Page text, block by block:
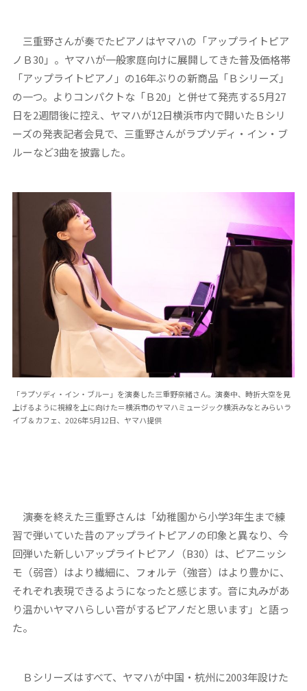
三重野さんが奏でたピアノはヤマハの「アップライトピア
ノＢ30」。ヤマハが一般家庭向けに展開してきた普及価格帯
「アップライトピアノ」の16年ぶりの新商品「Ｂシリーズ」
の一つ。よりコンパクトな「Ｂ20」と併せて発売する5月27
日を2週間後に控え、ヤマハが12日横浜市内で開いたＢシリ
ーズの発表記者会見で、三重野さんがラプソディ・イン・ブ
ルーなど3曲を披露した。
「ラプソディ・イン・ブルー」を演奏した三重野奈緒さん。演奏中、時折大空を見
上げるように視線を上に向けた＝横浜市のヤマハミュージック横浜みなとみらいラ
イブ＆カフェ、2026年5月12日、ヤマハ提供
演奏を終えた三重野さんは「幼稚園から小学3年生まで練
習で弾いていた昔のアップライトピアノの印象と異なり、今
回弾いた新しいアップライトピアノ（B30）は、ピアニッシ
モ（弱音）はより繊細に、フォルテ（強音）はより豊かに、
それぞれ表現できるようになったと感じます。音に丸みがあ
り温かいヤマハらしい音がするピアノだと思います」と語っ
た。
Ｂシリーズはすべて、ヤマハが中国・杭州に2003年設けた